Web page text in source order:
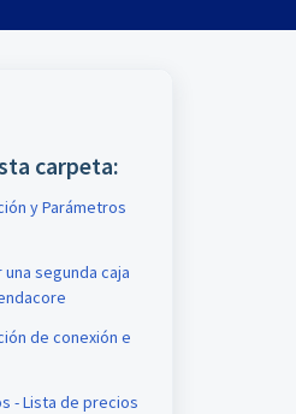
carpeta:
y Parámetros
una segunda caja
de conexión e
- Lista de precios